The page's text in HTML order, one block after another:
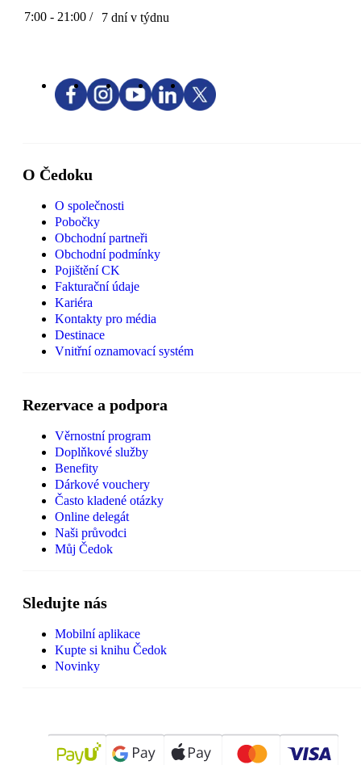
7:00 - 21:00 / 7 dní v týdnu
O Čedoku
O společnosti
Pobočky
Obchodní partneři
Obchodní podmínky
Pojištění CK
Fakturační údaje
Kariéra
Kontakty pro média
Destinace
Vnitřní oznamovací systém
Rezervace a podpora
Věrnostní program
Doplňkové služby
Benefity
Dárkové vouchery
Často kladené otázky
Online delegát
Naši průvodci
Můj Čedok
Sledujte nás
Mobilní aplikace
Kupte si knihu Čedok
Novinky